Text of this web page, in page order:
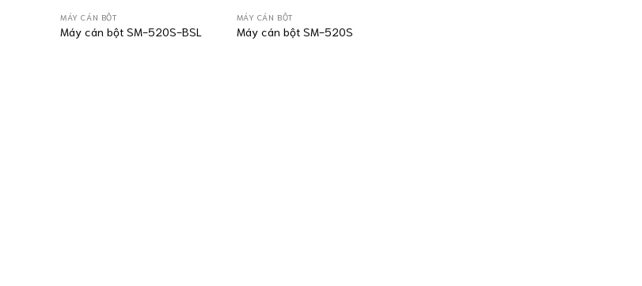
MÁY CÁN BỘT
Máy cán bột SM-520S-BSL
MÁY CÁN BỘT
Máy cán bột SM-520S